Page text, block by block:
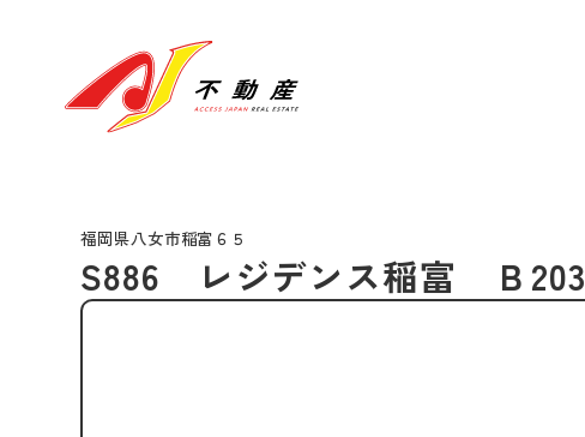
福岡県八女市稲富６５
S886 レジデンス稲富 Ｂ203